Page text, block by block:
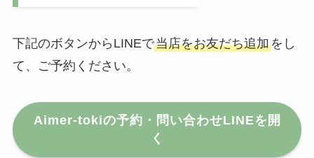
下記のボタンからLINEで当店をお友だち追加をし
て、ご予約ください。
Aimer-tokiの予約・問い合わせLINEを開
く